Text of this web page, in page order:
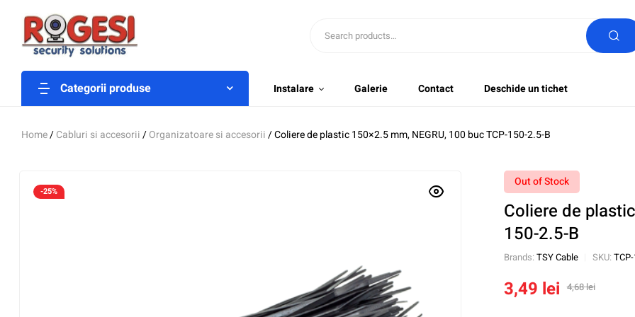
Categorii produse Instalare Galerie Contact Deschide un tichet
Home/Cabluri si accesorii/Organizatoare si accesorii/ Coliere de plastic 150×2.5 mm, NEGRU, 100 buc TCP-150-2.5-B
-25%
Out of Stock
Coliere de
150-2.5-B
Brands: TSY Cable SKU:
4,68lei
3,49 lei